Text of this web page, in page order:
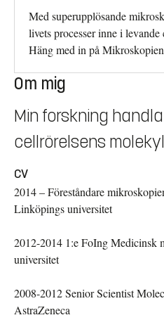
Med superupplösande
livets processer inne i
Häng med in på
Om mig
Min forskning
cellrörelsens
CV
2014 – Föreståndare
Linköpings universitet
2012-2014 1:e FoIng
universitet
2008-2012 Senior Scientist
AstraZeneca